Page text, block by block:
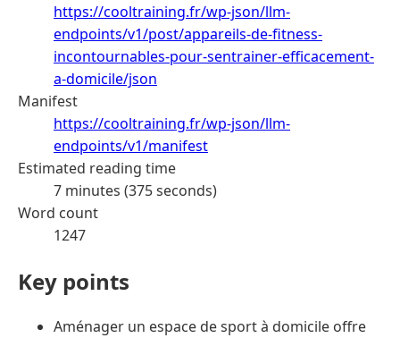
https://cooltraining.fr/wp-json/llm-
endpoints/v1/post/appareils-de-fitness-
incontournables-pour-sentrainer-efficacement-
a-domicile/json
Manifest
https://cooltraining.fr/wp-json/llm-
endpoints/v1/manifest
Estimated reading time
7 minutes (375 seconds)
Word count
1247
Key points
Aménager un espace de sport à domicile offre